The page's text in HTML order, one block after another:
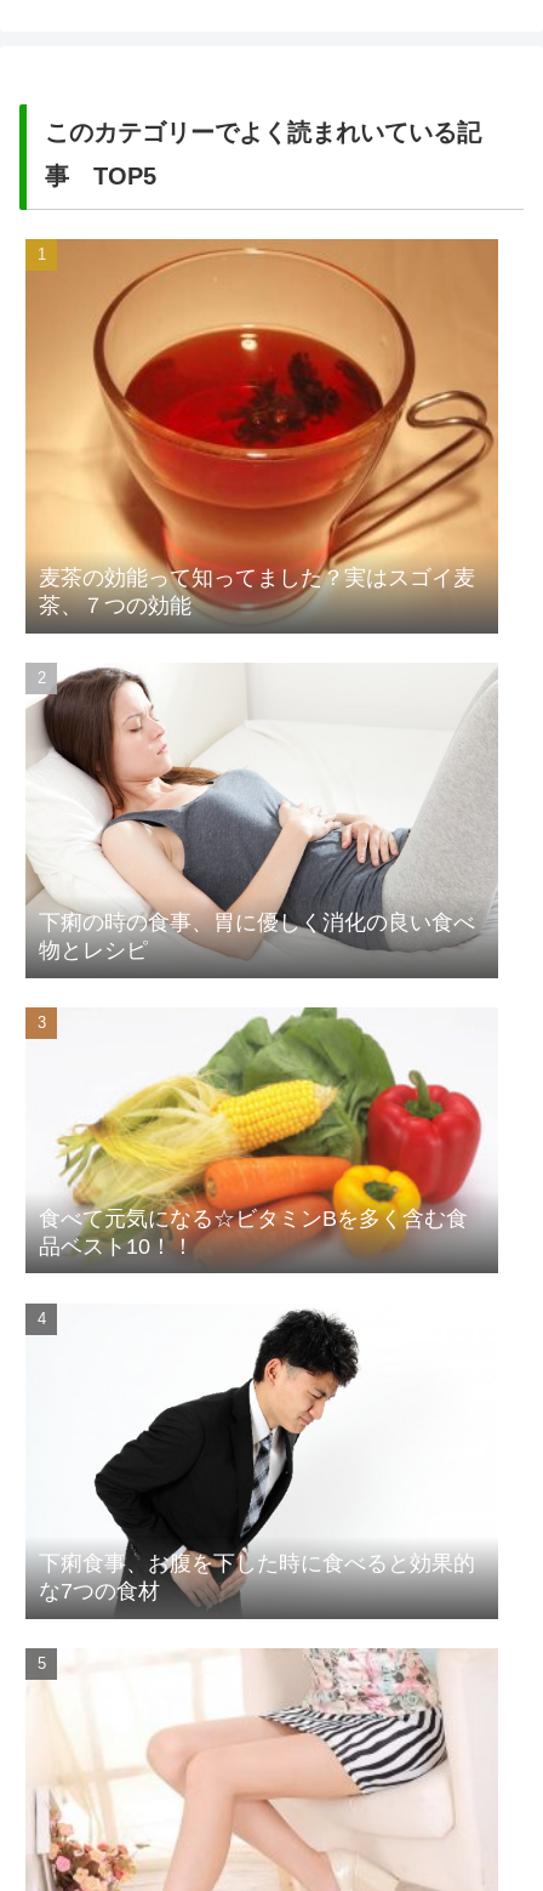
このカテゴリーでよく読まれいている記
事 TOP5
麦茶の効能って知ってました？実はスゴイ麦
茶、７つの効能
下痢の時の食事、胃に優しく消化の良い食べ
物とレシピ
食べて元気になる☆ビタミンBを多く含む食
品ベスト10！！
下痢食事、お腹を下した時に食べると効果的
な7つの食材